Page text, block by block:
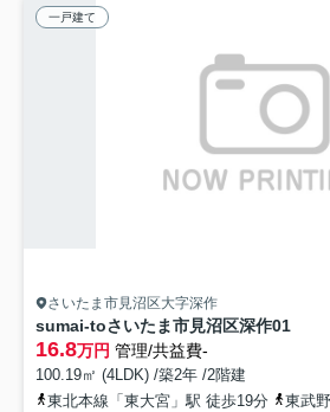
一戸建て
さいたま市見沼区大字深作
sumai-toさいたま市見沼区深作01
16.8万円 管理/共益費-
100.19㎡ (4LDK) /築2年 /2階建
東北本線「東大宮」駅 徒歩19分
東武野